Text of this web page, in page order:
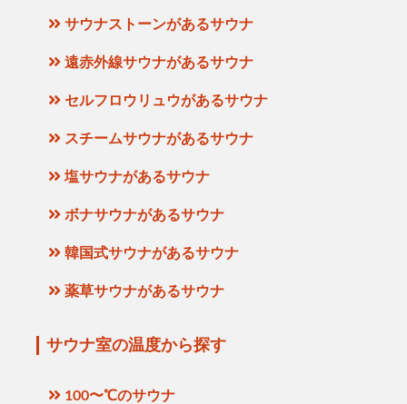
サウナストーンがあるサウナ
遠赤外線サウナがあるサウナ
セルフロウリュウがあるサウナ
スチームサウナがあるサウナ
塩サウナがあるサウナ
ボナサウナがあるサウナ
韓国式サウナがあるサウナ
薬草サウナがあるサウナ
サウナ室の温度から探す
100〜℃のサウナ